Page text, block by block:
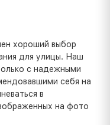
хороший выбор
для улицы. Наш
с надежными
себя на
в
на фото